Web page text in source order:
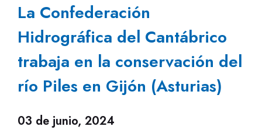
La Confederación
Hidrográfica del Cantábrico
trabaja en la conservación del
río Piles en Gijón (Asturias)
03 de junio, 2024